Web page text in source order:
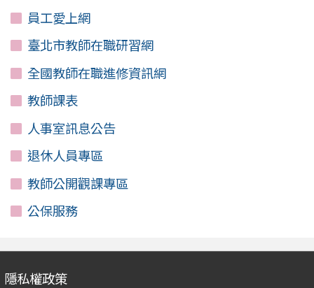
員工愛上網
臺北市教師在職研習網
全國教師在職進修資訊網
教師課表
人事室訊息公告
退休人員專區
教師公開觀課專區
公保服務
隱私權政策